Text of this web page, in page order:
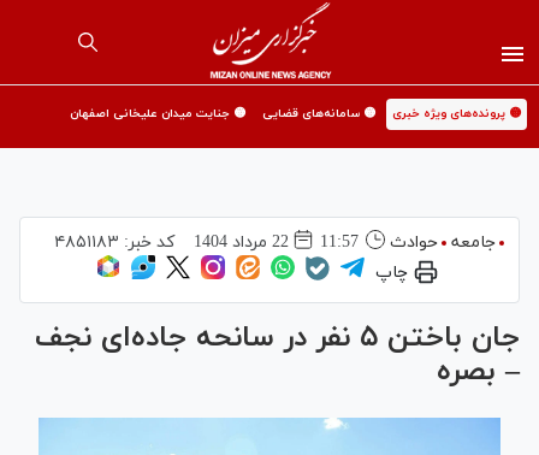
🟡 پرونده‌های ویژه خبری 🟡 سامانه‌های قضایی 🟡 جنایت میدان علیخانی اصفهان
جامعه حوادث 11:57 22 مرداد 1404 کد خبر: ۴۸۵۱۱۸۳
چاپ
جان باختن ۵ نفر در سانحه جاده‌ای نجف
– بصره